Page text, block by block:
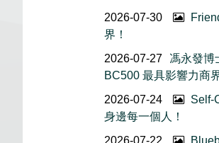
2026-07-30
界！
2026-07-27
馮永發博
BC500 最具影響力商
2026-07-24
Self-
身邊每一個人！
2026-07-22